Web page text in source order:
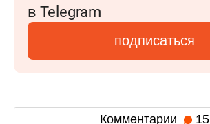
в Telegram
подписаться
Комментарии 15